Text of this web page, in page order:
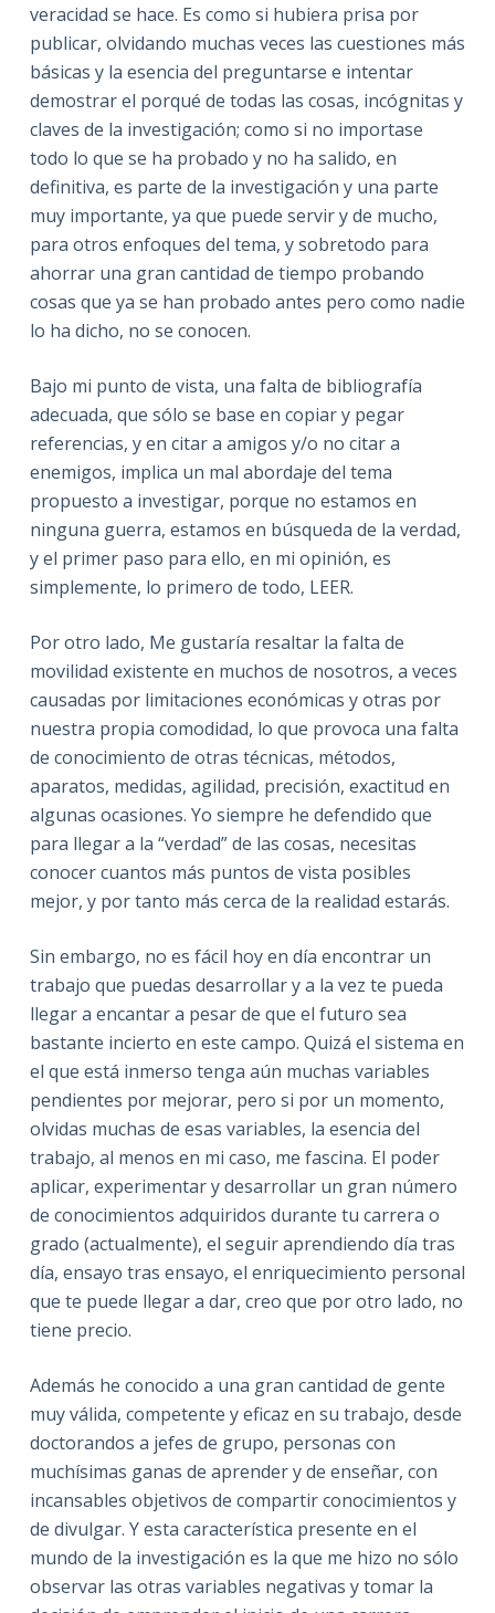
veracidad se hace. Es como si hubiera prisa por
publicar, olvidando muchas veces las cuestiones más
básicas y la esencia del preguntarse e intentar
demostrar el porqué de todas las cosas, incógnitas y
claves de la investigación; como si no importase
todo lo que se ha probado y no ha salido, en
definitiva, es parte de la investigación y una parte
muy importante, ya que puede servir y de mucho,
para otros enfoques del tema, y sobretodo para
ahorrar una gran cantidad de tiempo probando
cosas que ya se han probado antes pero como nadie
lo ha dicho, no se conocen.
Bajo mi punto de vista, una falta de bibliografía
adecuada, que sólo se base en copiar y pegar
referencias, y en citar a amigos y/o no citar a
enemigos, implica un mal abordaje del tema
propuesto a investigar, porque no estamos en
ninguna guerra, estamos en búsqueda de la verdad,
y el primer paso para ello, en mi opinión, es
simplemente, lo primero de todo, LEER.
Por otro lado, Me gustaría resaltar la falta de
movilidad existente en muchos de nosotros, a veces
causadas por limitaciones económicas y otras por
nuestra propia comodidad, lo que provoca una falta
de conocimiento de otras técnicas, métodos,
aparatos, medidas, agilidad, precisión, exactitud en
algunas ocasiones. Yo siempre he defendido que
para llegar a la “verdad” de las cosas, necesitas
conocer cuantos más puntos de vista posibles
mejor, y por tanto más cerca de la realidad estarás.
Sin embargo, no es fácil hoy en día encontrar un
trabajo que puedas desarrollar y a la vez te pueda
llegar a encantar a pesar de que el futuro sea
bastante incierto en este campo. Quizá el sistema en
el que está inmerso tenga aún muchas variables
pendientes por mejorar, pero si por un momento,
olvidas muchas de esas variables, la esencia del
trabajo, al menos en mi caso, me fascina. El poder
aplicar, experimentar y desarrollar un gran número
de conocimientos adquiridos durante tu carrera o
grado (actualmente), el seguir aprendiendo día tras
día, ensayo tras ensayo, el enriquecimiento personal
que te puede llegar a dar, creo que por otro lado, no
tiene precio.
Además he conocido a una gran cantidad de gente
muy válida, competente y eficaz en su trabajo, desde
doctorandos a jefes de grupo, personas con
muchísimas ganas de aprender y de enseñar, con
incansables objetivos de compartir conocimientos y
de divulgar. Y esta característica presente en el
mundo de la investigación es la que me hizo no sólo
observar las otras variables negativas y tomar la